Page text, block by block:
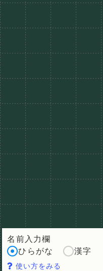
名前入力欄
ひらがな
漢字
使い方をみる